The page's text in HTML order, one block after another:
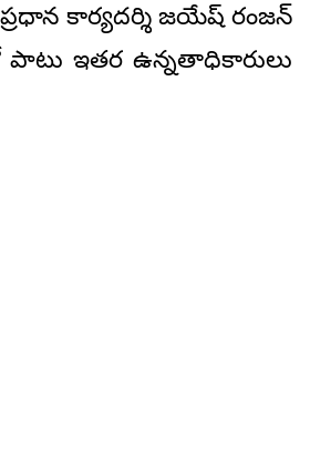
ప్రధాన కార్యదర్శి జయేష్ రంజన్
ఇతర ఉన్నతాధికారులు